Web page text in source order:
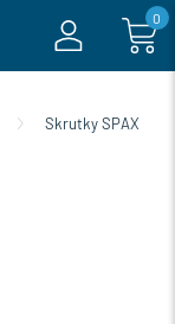
0
Skrutky SPAX